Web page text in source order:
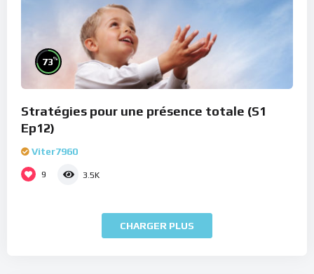
73%
Stratégies pour une présence totale (S1
Ep12)
Viter7960
9 3.5K
CHARGER PLUS